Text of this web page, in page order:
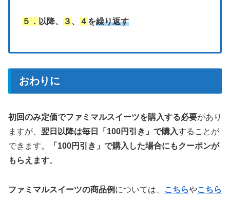
５． 以降、 ３ 、 ４ を繰り返す
おわりに
初回のみ定価でファミマルスイーツを購入する必要があり
ますが、 翌日以降は毎日「100円引き」で購入することが
できます。
「100円引き」で購入した場合にもクーポンが
もらえます。
ファミマルスイーツの商品例 については、 こちらやこちら